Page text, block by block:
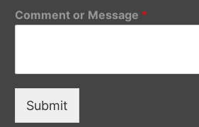
Comment or Message *
Submit